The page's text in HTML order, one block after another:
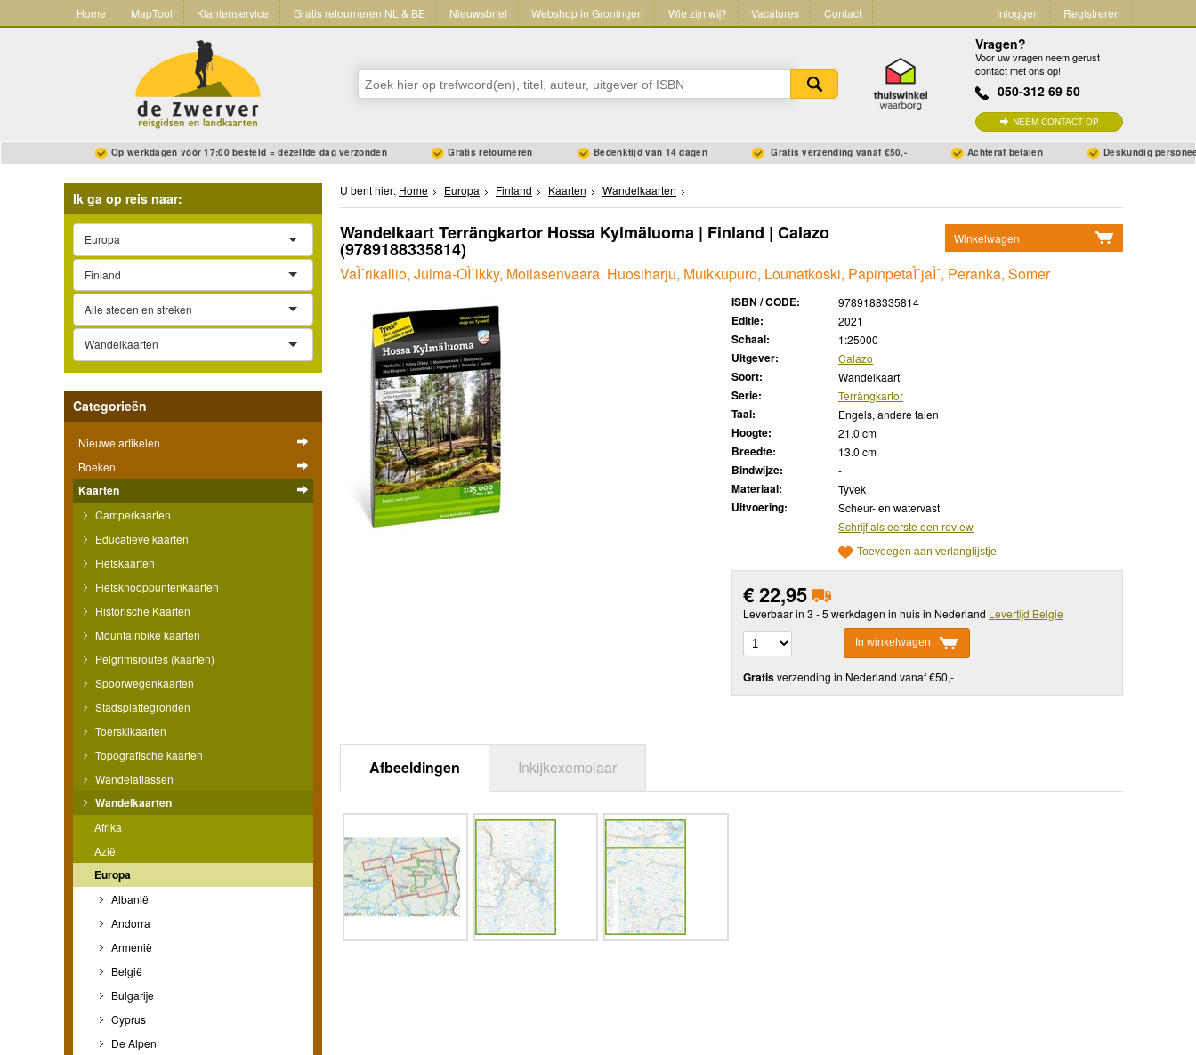
Home MapTool Klantenservice Gratis retourneren NL & BE Nieuwsbrief Webshop in Groningen Wie zijn wij? Vacatures Contact Inloggen Registreren
Vragen?
Voor uw vragen neem gerust
contact met ons op!
050-312 69 50
NEEM CONTACT OP
Op werkdagen vóór 17:00 besteld = dezelfde dag verzonden Gratis retourneren Bedenktijd van 14 dagen Gratis verzending vanaf €50,- Achteraf betalen Deskundig
Ik ga op reis naar:
Europa
Finland
Alle steden en streken
Wandelkaarten
Categorieën
Nieuwe artikelen
Boeken
Kaarten
Camperkaarten
Educatieve kaarten
Fietskaarten
Fietsknooppuntenkaarten
Historische Kaarten
Mountainbike kaarten
Pelgrimsroutes (kaarten)
Spoorwegenkaarten
Stadsplattegronden
Toerskikaarten
Topografische kaarten
Wandelatlassen
Wandelkaarten
Afrika
Azië
Europa
Albanië
Andorra
Armenië
België
Bulgarije
Cyprus
De Alpen
U bent hier: Home Europa Finland Kaarten Wandelkaarten
Winkelwagen
Wandelkaart Terrängkartor Hossa Kylmäluoma | Finland | Calazo
(9789188335814)
VaÌˆrikallio, Julma-OÌˆlkky, Moilasenvaara, Huosiharju, Muikkupuro, Lounatkoski, PapinpetaÌˆjaÌˆ, Peranka, Somer
ISBN / CODE: 9789188335814
Editie: 2021
Schaal: 1:25000
Uitgever: Calazo
Soort: Wandelkaart
Serie: Terrängkartor
Taal: Engels, andere talen
Hoogte: 21.0 cm
Breedte: 13.0 cm
Bindwijze: -
Materiaal: Tyvek
Uitvoering:
Scheur- en watervast
Schrijf als eerste een review
Toevoegen aan verlanglijstje
€22,95
Leverbaar in 3 - 5 werkdagen in huis in Nederland Levertijd Belgie
In winkelwagen
Gratisverzending in Nederland vanaf €50,-
Afbeeldingen Inkijkexemplaar